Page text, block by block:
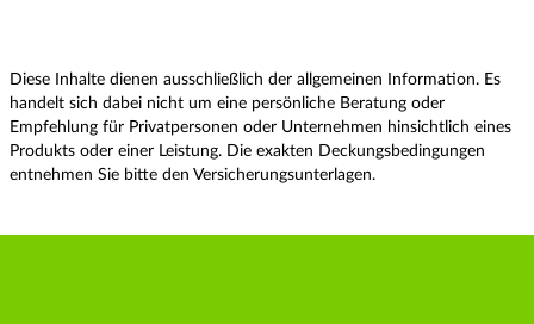
Diese Inhalte dienen ausschließlich der allgemeinen Information. Es
handelt sich dabei nicht um eine persönliche Beratung oder
Empfehlung für Privatpersonen oder Unternehmen hinsichtlich eines
Produkts oder einer Leistung. Die exakten Deckungsbedingungen
entnehmen Sie bitte den Versicherungsunterlagen.